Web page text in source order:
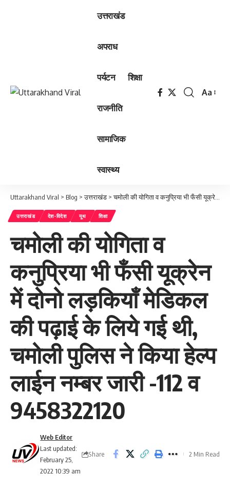
उत्तराखंड
अपराध
पर्यटन शिक्षा
राजनीति
सामाजिक
स्वास्थ्य
Font
Aa
Uttarakhand Viral > Blog >उत्तराखंड >चमोली की योगिता व कनुप्रिया भी फँसी यूक्रेन में दोनो लड़कियाँ मेडिकल की पढ़ाई के लिये गई थी, चमोली पुलिस ने किया हेल्प लाईन नम्बर जारी -112 व 9458322120
उत्तराखंड देश-विदेश यूथ शिक्षा
चमोली की योगिता व
कनुप्रिया भी फँसी यूक्रेन
में दोनो लड़कियाँ मेडिकल
की पढ़ाई के लिये गई थी,
चमोली पुलिस ने किया हेल्प
लाईन नम्बर जारी -112 व
9458322120
Last updated:
February 25,
2022 10:39 am
Web Editor
Share 2 Min Read